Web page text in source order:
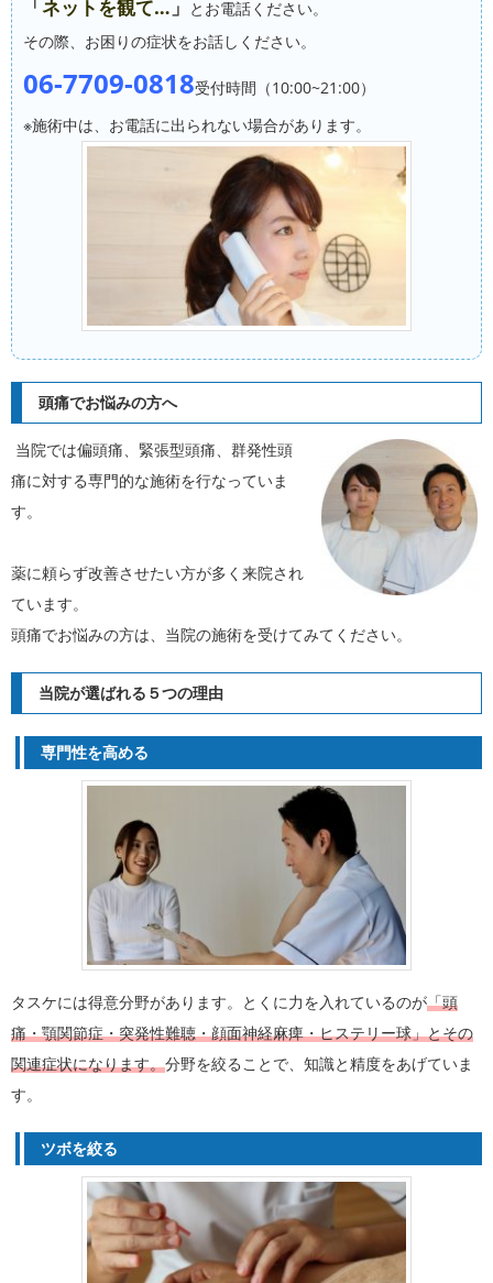
「 ネットを観て… 」 とお電話ください。
その際、 お困りの症状をお話しください。
06-7709-0818受付時間（10:00~21:00）
※施術中は、お電話に出られない場合があります。
頭痛でお悩みの方へ
当院では偏頭痛、緊張型頭痛、群発性頭
痛に対する専門的な施術を行なっていま
す。
薬に頼らず改善させたい方が多く来院され
ています。
頭痛でお悩みの方は、当院の施術を受けてみてください。
当院が選ばれる５つの理由
専門性を高める
タスケには得意分野があります。とくに力を入れているのが「頭
痛・顎関節症・突発性難聴・顔面神経麻痺・ヒステリー球」とその
関連症状になります。分野を絞ることで、知識と精度をあげていま
す。
ツボを絞る